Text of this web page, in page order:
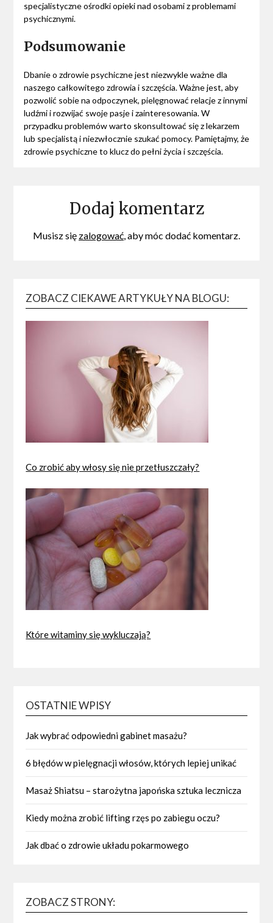
specjalistyczne ośrodki opieki nad osobami z problemami
psychicznymi.
Podsumowanie
Dbanie o zdrowie psychiczne jest niezwykle ważne dla
naszego całkowitego zdrowia i szczęścia. Ważne jest, aby
pozwolić sobie na odpoczynek, pielęgnować relacje z innymi
ludźmi i rozwijać swoje pasje i zainteresowania. W
przypadku problemów warto skonsultować się z lekarzem
lub specjalistą i niezwłocznie szukać pomocy. Pamiętajmy, że
zdrowie psychiczne to klucz do pełni życia i szczęścia.
Dodaj komentarz
Musisz się zalogować , aby móc dodać komentarz.
ZOBACZ CIEKAWE ARTYKUŁY NA BLOGU:
Co zrobić aby włosy się nie przetłuszczały?
Które witaminy się wykluczają?
OSTATNIE WPISY
Jak wybrać odpowiedni gabinet masażu?
6 błędów w pielęgnacji włosów, których lepiej unikać
Masaż Shiatsu – starożytna japońska sztuka lecznicza
Kiedy można zrobić lifting rzęs po zabiegu oczu?
Jak dbać o zdrowie układu pokarmowego
ZOBACZ STRONY: